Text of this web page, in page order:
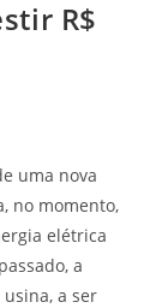
R$
uma nova
no momento,
elétrica
a
a ser